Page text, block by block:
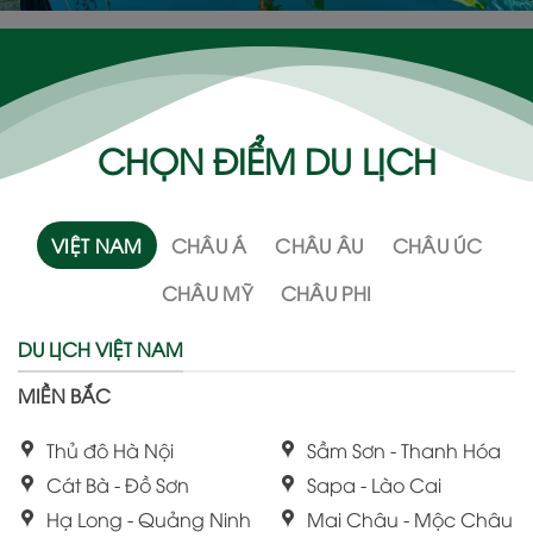
CHỌN ĐIỂM DU LỊCH
VIỆT NAM CHÂU Á CHÂU ÂU
CHÂU ÚC
CHÂU MỸ
CHÂU PHI
DU LỊCH VIỆT NAM
MIỀN BẮC
Thủ đô Hà Nội
Cát Bà - Đồ Sơn
Hạ Long - Quảng Ninh
Sầm Sơn - Thanh Hóa
Sapa - Lào Cai
Mai Châu - Mộc Châu